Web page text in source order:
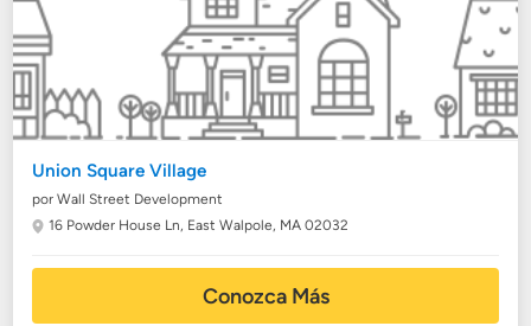
Union Square Village
por Wall Street Development
16 Powder House Ln, East Walpole, MA 02032
Conozca Más